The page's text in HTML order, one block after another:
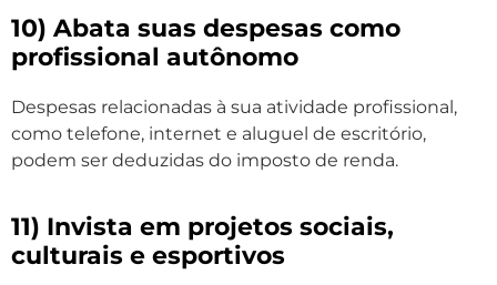
10) Abata suas despesas como
profissional autônomo
Despesas relacionadas à sua atividade profissional,
como telefone, internet e aluguel de escritório,
podem ser deduzidas do imposto de renda.
11) Invista em projetos sociais,
culturais e esportivos